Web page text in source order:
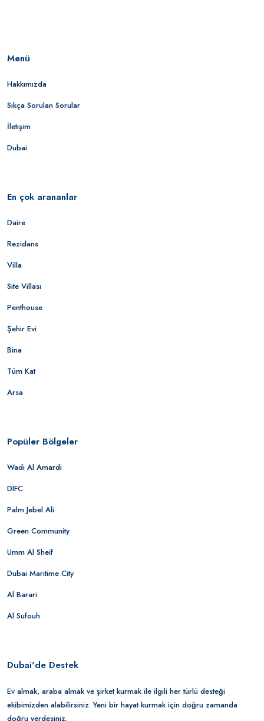
Menü
Hakkımızda
Sıkça Sorulan Sorular
İletişim
Dubai
En çok arananlar
Daire
Rezidans
Villa
Site Villası
Penthouse
Şehir Evi
Bina
Tüm Kat
Arsa
Popüler Bölgeler
Wadi Al Amardi
DIFC
Palm Jebel Ali
Green Community
Umm Al Sheif
Dubai Maritime City
Al Barari
Al Sufouh
Dubai'de Destek
Ev almak, araba almak ve şirket kurmak ile ilgili her türlü desteği
ekibimizden alabilirsiniz. Yeni bir hayat kurmak için doğru zamanda
doğru yerdesiniz.